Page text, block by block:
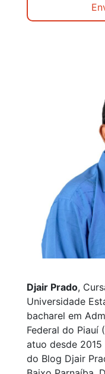
Djair Prado,
Universidade
bacharel em
Federal do Piauí
atuo desde
do Blog Djair